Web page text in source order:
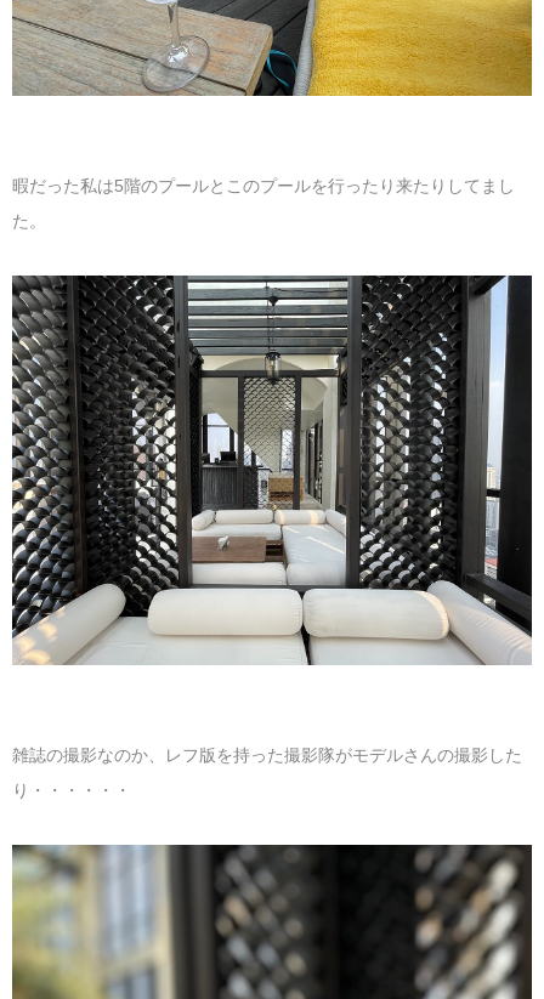
暇だった私は5階のプールとこのプールを行ったり来たりしてまし
た。
雑誌の撮影なのか、レフ版を持った撮影隊がモデルさんの撮影した
り・・・・・・